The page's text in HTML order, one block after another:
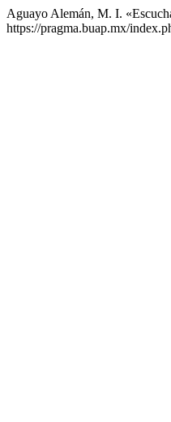
Aguayo Alemán, M. I.
https://pragma.buap.mx/